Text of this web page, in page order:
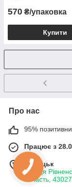
570 ₴/упаковка
Купити
Про нас
95%
Працює з
м. Луцьк
вулиця
область,